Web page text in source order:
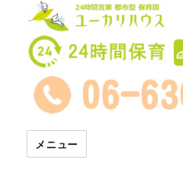
24時間託児所 ユ
メニュー